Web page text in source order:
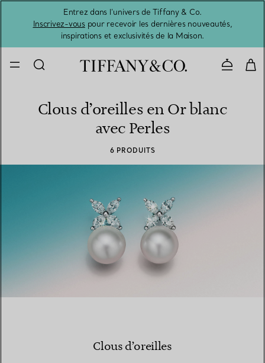
Entrez dans l’univers de Tiffany & Co.
Inscrivez-vouspour recevoir les dernières nouveautés,
inspirations et exclusivités de la Maison.
Clous d’oreilles en Or blanc
avec Perles
6 PRODUITS
Clous d’oreilles